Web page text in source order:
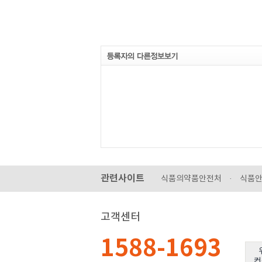
관련사이트 식품의약품안전처 · 식품
고객센터
1588-1693